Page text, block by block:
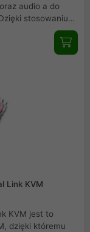
audio a do
pewność i
Link KVM
KVM jest to
dzięki któremu